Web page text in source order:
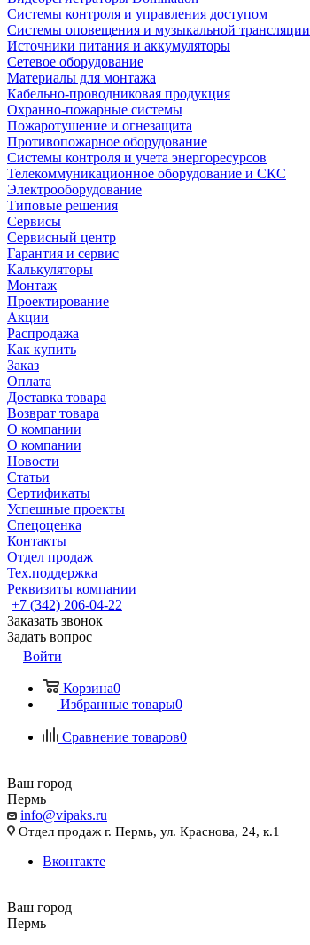
Системы контроля и управления доступом
Системы оповещения и музыкальной трансляции
Источники питания и аккумуляторы
Сетевое оборудование
Материалы для монтажа
Кабельно-проводниковая продукция
Охранно-пожарные системы
Пожаротушение и огнезащита
Противопожарное оборудование
Системы контроля и учета энергоресурсов
Телекоммуникационное оборудование и СКС
Электрооборудование
Типовые решения
Сервисы
Сервисный центр
Гарантия и сервис
Калькуляторы
Монтаж
Проектирование
Акции
Распродажа
Как купить
Заказ
Оплата
Доставка товара
Возврат товара
О компании
О компании
Новости
Статьи
Сертификаты
Успешные проекты
Спецоценка
Контакты
Отдел продаж
Тех.поддержка
Реквизиты компании
+7 (342) 206-04-22
Заказать звонок
Задать вопрос
Войти
Корзина0
Избранные товары0
Сравнение товаров0
Ваш город
Пермь
info@vipaks.ru
Отдел продаж г. Пермь, ул. Краснова, 24, к.1
Вконтакте
Ваш город
Пермь